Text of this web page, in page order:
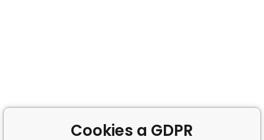
Cookies a GDPR